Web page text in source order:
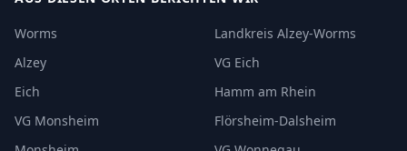
Worms
Landkreis Alzey-Worms
Alzey
VG Eich
Eich
Hamm am Rhein
VG Monsheim
Flörsheim-Dalsheim